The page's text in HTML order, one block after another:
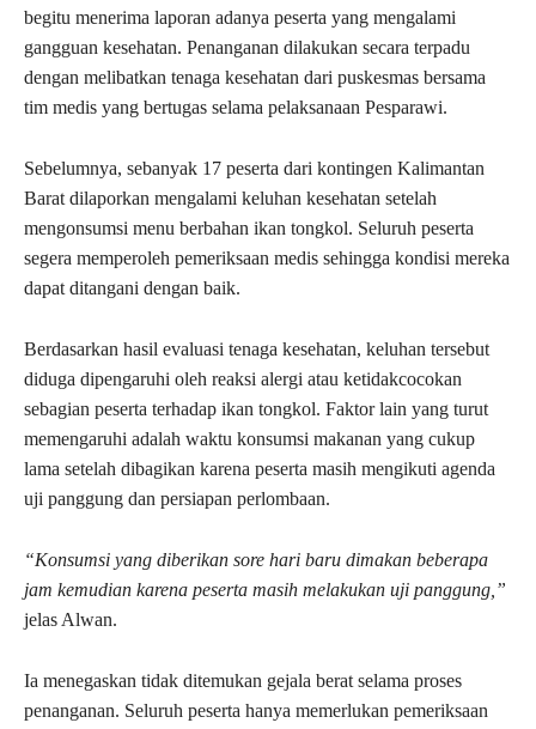
begitu menerima laporan adanya peserta yang mengalami
gangguan kesehatan. Penanganan dilakukan secara terpadu
dengan melibatkan tenaga kesehatan dari puskesmas bersama
tim medis yang bertugas selama pelaksanaan Pesparawi.
Sebelumnya, sebanyak 17 peserta dari kontingen Kalimantan
Barat dilaporkan mengalami keluhan kesehatan setelah
mengonsumsi menu berbahan ikan tongkol. Seluruh peserta
segera memperoleh pemeriksaan medis sehingga kondisi mereka
dapat ditangani dengan baik.
Berdasarkan hasil evaluasi tenaga kesehatan, keluhan tersebut
diduga dipengaruhi oleh reaksi alergi atau ketidakcocokan
sebagian peserta terhadap ikan tongkol. Faktor lain yang turut
memengaruhi adalah waktu konsumsi makanan yang cukup
lama setelah dibagikan karena peserta masih mengikuti agenda
uji panggung dan persiapan perlombaan.
“Konsumsi yang diberikan sore hari baru dimakan beberapa
jam kemudian karena peserta masih melakukan uji panggung,”
jelas Alwan.
Ia menegaskan tidak ditemukan gejala berat selama proses
penanganan. Seluruh peserta hanya memerlukan pemeriksaan